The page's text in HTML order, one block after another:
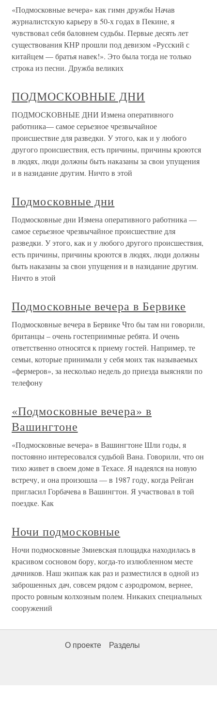
«Подмосковные вечера» как гимн дружбы Начав
журналистскую карьеру в 50-х годах в Пекине, я
чувствовал себя баловнем судьбы. Первые десять лет
существования КНР прошли под девизом «Русский с
китайцем — братья навек!». Это была тогда не только
строка из песни. Дружба великих
ПОДМОСКОВНЫЕ ДНИ
ПОДМОСКОВНЫЕ ДНИ Измена оперативного
работника— самое серьезное чрезвычайное
происшествие для разведки. У этого, как и у любого
другого происшествия, есть причины, причины кроются
в людях, люди должны быть наказаны за свои упущения
и в назидание другим. Ничто в этой
Подмосковные дни
Подмосковные дни Измена оперативного работника —
самое серьезное чрезвычайное происшествие для
разведки. У этого, как и у любого другого происшествия,
есть причины, причины кроются в людях, люди должны
быть наказаны за свои упущения и в назидание другим.
Ничто в этой
Подмосковные вечера в Бервике
Подмосковные вечера в Бервике Что бы там ни говорили,
британцы – очень гостеприимные ребята. И очень
ответственно относятся к приему гостей. Например, те
семьи, которые принимали у себя моих так называемых
«фермеров», за несколько недель до приезда выясняли по
телефону
«Подмосковные вечера» в
Вашингтоне
«Подмосковные вечера» в Вашингтоне Шли годы, я
постоянно интересовался судьбой Вана. Говорили, что он
тихо живет в своем доме в Техасе. Я надеялся на новую
встречу, и она произошла — в 1987 году, когда Рейган
пригласил Горбачева в Вашингтон. Я участвовал в той
поездке. Как
Ночи подмосковные
Ночи подмосковные Змиевская площадка находилась в
красивом сосновом бору, когда-то излюбленном месте
дачников. Наш экипаж как раз и разместился в одной из
заброшенных дач, совсем рядом с аэродромом, вернее,
просто ровным колхозным полем. Никаких специальных
сооружений
О проекте Разделы